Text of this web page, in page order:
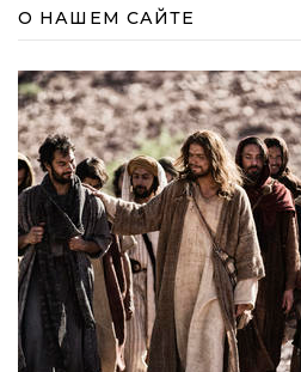
О НАШЕМ САЙТЕ